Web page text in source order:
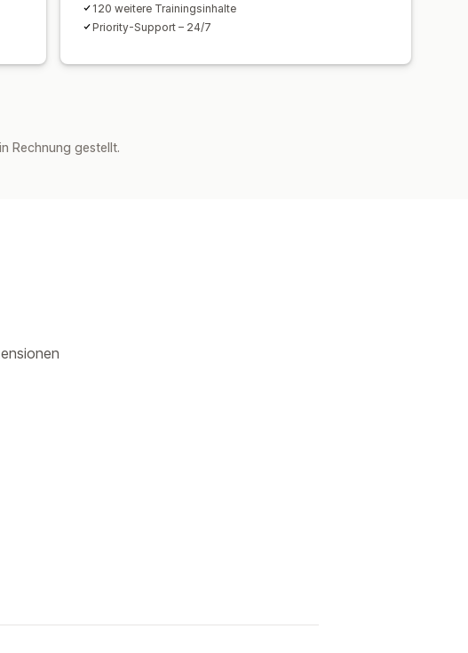
120 weitere Trainingsinhalte
Priority-Support – 24/7
Rechnung gestellt.